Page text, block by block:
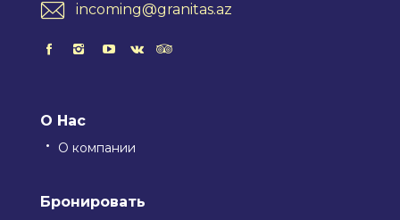
incoming@granitas.az
О Нас
О компании
Бронировать